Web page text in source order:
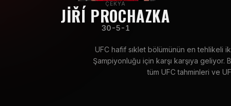
ÇEKYA
JIŘÍ PROCHAZKA
30-5-1
UFC hafif sıklet bölümünün en tehlikeli
Şampiyonluğu için karşı karşıya
tüm UFC tahminleri ve